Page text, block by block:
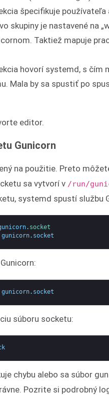
špecifikuje
skupiny je nastavené na
Taktiež mapuje
hovorí systemd, s čím
Mala by sa spustiť po
editor.
Gunicorn
na použitie. Preto
sa vytvorí v /run/
systemd spustí službu
. socket
gunicorn. socket
gunicorn. socket
súboru socketu:
chybu alebo sa súbor
Pozrite si podrobný